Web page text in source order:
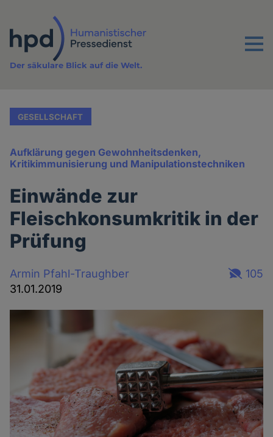
Inhalt
Menu
Der säkulare Blick auf die Welt.
GESELLSCHAFT
Aufklärung gegen Gewohnheitsdenken,
Kritikimmunisierung und Manipulationstechniken
Einwände zur
Fleischkonsumkritik in der
Prüfung
Armin Pfahl-Traughber
31.01.2019
105